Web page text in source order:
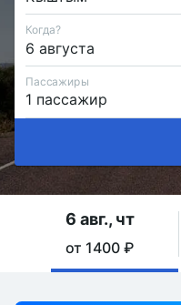
Когда?
Пассажиры
6 авг., чт
от 1400 ₽